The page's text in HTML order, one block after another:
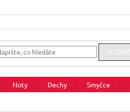
HLEDAT
Noty Dechy Smyčce